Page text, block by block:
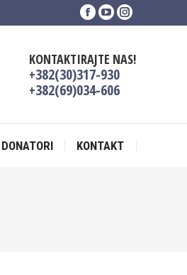
Facebook
in
new
window
YouTube
in
new
window
Instagram
in
KONTAKTIRAJTE NAS!
+382(30)317-930
+382(69)034-606
DONATORI KONTAKT
DONATORI KONTAKT